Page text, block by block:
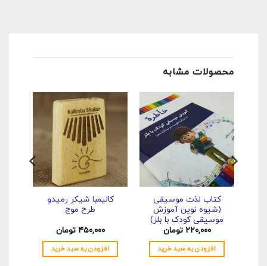
محصولات مشابه
کتاب لذت موسیقی
(شیوه نوین آموزش
موسیقی کودک با بلز)
۲۲۰,۰۰۰ تومان
افزودن به سبد خرید
کالیمبا شیکر رمیدو
طرح موج
۴۵۰,۰۰۰ تومان
افزودن به سبد خرید